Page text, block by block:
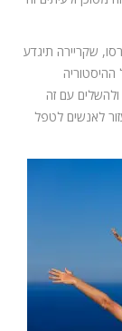
שקריירה תיגדע
ההיסטוריה
עם זה
לאנשים לטפל